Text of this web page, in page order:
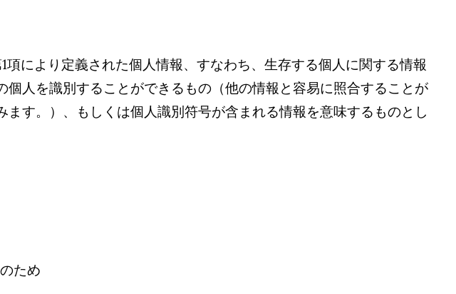
により定義された個人情報、すなわち、生存する個人に関する情報
人を識別することができるもの（他の情報と容易に照合することが
す。）、もしくは個人識別符号が含まれる情報を意味するものとし
ため